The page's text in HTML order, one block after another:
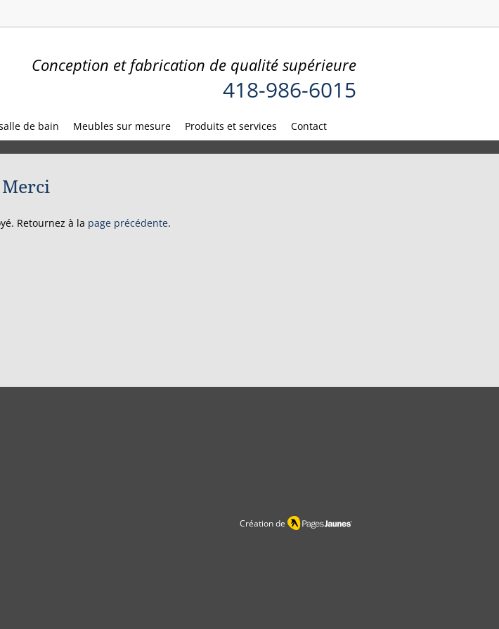
Conception et fabrication de qualité supérieure
418-986-6015
de bain Meubles sur mesure Produits et services Contact
Merci
Retournez à la page précédente.
Création de